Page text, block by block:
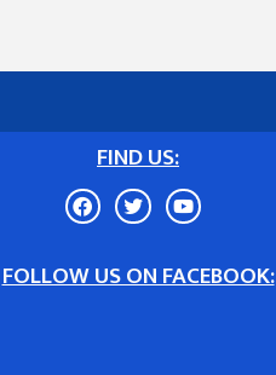
FIND US:
FOLLOW US ON FACEBOOK: